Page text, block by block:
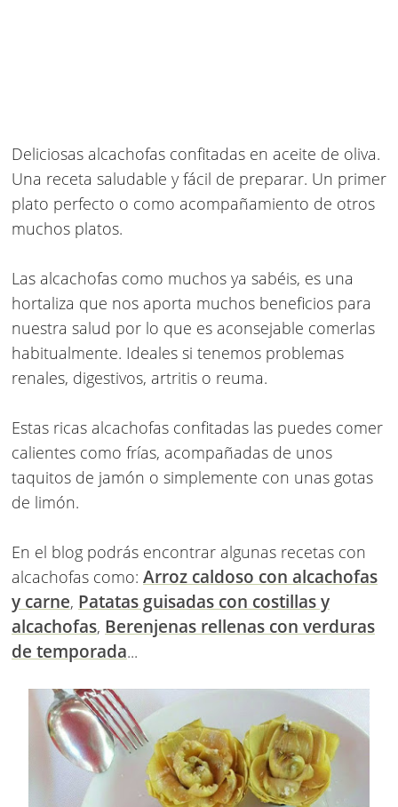
Deliciosas alcachofas confitadas en aceite de oliva.
Una receta saludable y fácil de preparar. Un primer
plato perfecto o como acompañamiento de otros
muchos platos.
Las alcachofas como muchos ya sabéis, es una
hortaliza que nos aporta muchos beneficios para
nuestra salud por lo que es aconsejable comerlas
habitualmente. Ideales si tenemos problemas
renales, digestivos, artritis o reuma.
Estas ricas alcachofas confitadas las puedes comer
calientes como frías, acompañadas de unos
taquitos de jamón o simplemente con unas gotas
de limón.
En el blog podrás encontrar algunas recetas con
alcachofas como: Arroz caldoso con alcachofas
y carne, Patatas guisadas con costillas y
alcachofas, Berenjenas rellenas con verduras
de temporada...